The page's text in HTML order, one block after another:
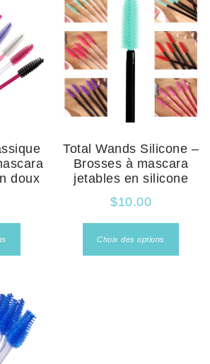
doux
Total Wands Silicone –
Brosses à mascara
jetables en silicone
$10.00
Choix des options